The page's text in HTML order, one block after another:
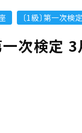
〔1級〕第一次検
次検定